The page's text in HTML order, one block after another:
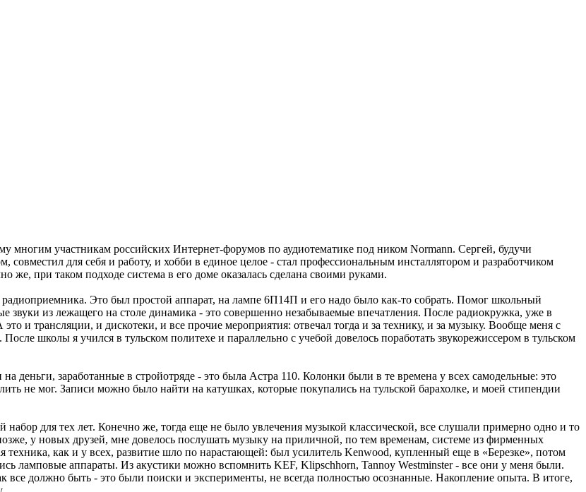
многим участникам российских Интернет-форумов по аудиотематике под ником Normann. Сергей, будучи
для себя и работу, и хобби в единое целое - стал профессиональным инсталлятором и разработчиком
при таком подходе система в его доме оказалась сделана своими руками.
Это был простой аппарат, на лампе 6П14П и его надо было как-то собрать. Помог школьный
звуки из лежащего на столе динамика - это совершенно незабываемые впечатления. После радиокружка, уже в
и трансляции, и дискотеки, и все прочие мероприятия: отвечал тогда и за технику, и за музыку. Вообще меня с
школы я учился в тульском политехе и параллельно с учебой довелось поработать звукорежиссером в тульском
заработанные в стройотряде - это была Астра 110. Колонки были в те времена у всех самодельные: это
не мог. Записи можно было найти на катушках, которые покупались на тульской барахолке, и моей стипендии
для тех лет. Конечно же, тогда еще не было увлечения музыкой классической, все слушали примерно одно и то
у новых друзей, мне довелось послушать музыку на приличной, по тем временам, системе из фирменных
техника, как и у всех, развитие шло по нарастающей: был усилитель Kenwood, купленный еще в «Березке», потом
ламповые аппараты. Из акустики можно вспомнить KEF, Klipschhorn, Tannoy Westminster - все они у меня были.
все должно быть - это были поиски и эксперименты, не всегда полностью осознанные. Накопление опыта. В итоге,